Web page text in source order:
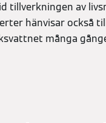
tillverkningen av
hänvisar också
många